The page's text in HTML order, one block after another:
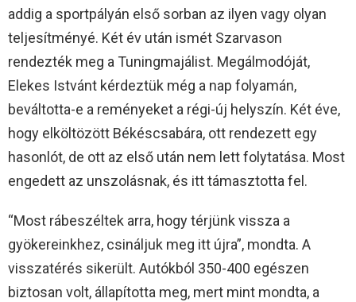
addig a sportpályán első sorban az ilyen vagy olyan
teljesítményé. Két év után ismét Szarvason
rendezték meg a Tuningmajálist. Megálmodóját,
Elekes Istvánt kérdeztük még a nap folyamán,
beváltotta-e a reményeket a régi-új helyszín. Két éve,
hogy elköltözött Békéscsabára, ott rendezett egy
hasonlót, de ott az első után nem lett folytatása. Most
engedett az unszolásnak, és itt támasztotta fel.
“Most rábeszéltek arra, hogy térjünk vissza a
gyökereinkhez, csináljuk meg itt újra”, mondta. A
visszatérés sikerült. Autókból 350-400 egészen
biztosan volt, állapította meg, mert mint mondta, a